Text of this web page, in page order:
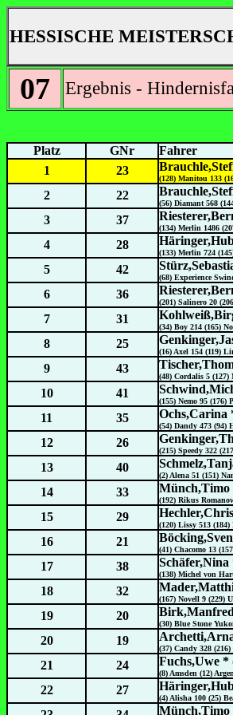
HESSISCHE
07 Ergebnis -
Platz
GNr Fahrer
1
23
(128) Manitou 133
2
22
(56) Diamant 568
3
37
(134) Merlin 1486
4
28
(133) Merlin 724
5
42
(68) Experience
6
36
(201) Salinero 20
7
31
(34) Boy 214 (165)
8
25
(16) Axel 154 (119)
9
43
(48) Cordalis 5 (127)
10
41
(155) Nemo 95 (176)
11
35 Ochs,Carina
(54) Dandy 473 (94)
12
26
(215) Speedy 322
13
40
(2) Alena 51 (151)
14
33 Münch,Timo
(192) Rikus
15
29
(120) Lissy 513 (184)
16
21
(41) Chacomo 13
17
38
(138) Michel von
18
32
(167) Novell 9 (229)
19
20
(30) Blue Stone
20
19
(37) Candy 328 (216)
21
24 Fuchs,Uwe *
(8) Amsden (12)
22
27
(4) Alisha 100 (25)
Münch,Timo